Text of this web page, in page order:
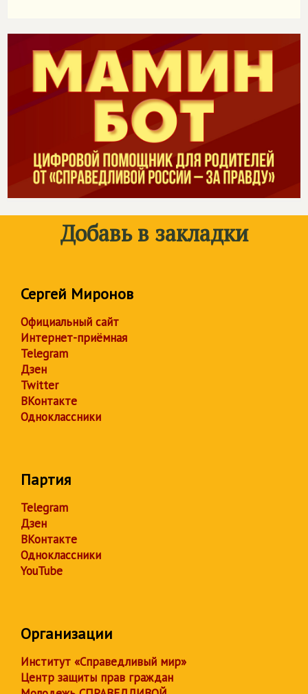
Добавь в закладки
Сергей Миронов
Официальный сайт
Интернет-приёмная
Telegram
Дзен
Twitter
ВКонтакте
Одноклассники
Партия
Telegram
Дзен
ВКонтакте
Одноклассники
YouTube
Организации
Институт «Справедливый мир»
Центр защиты прав граждан